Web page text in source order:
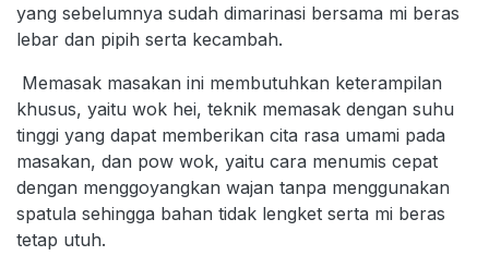
yang sebelumnya sudah dimarinasi bersama mi beras
lebar dan pipih serta kecambah.
Memasak masakan ini membutuhkan keterampilan
khusus, yaitu wok hei, teknik memasak dengan suhu
tinggi yang dapat memberikan cita rasa umami pada
masakan, dan pow wok, yaitu cara menumis cepat
dengan menggoyangkan wajan tanpa menggunakan
spatula sehingga bahan tidak lengket serta mi beras
tetap utuh.